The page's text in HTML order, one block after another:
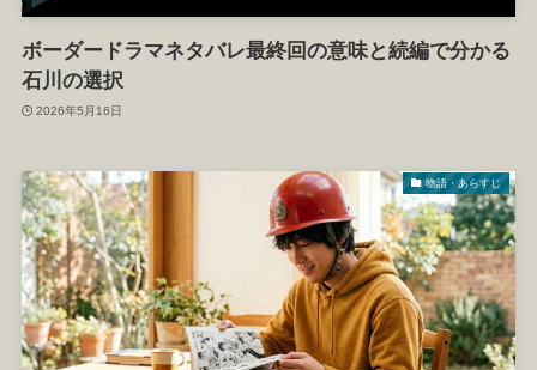
ボーダードラマネタバレ最終回の意味と続編で分かる
石川の選択
2026年5月16日
物語・あらすじ